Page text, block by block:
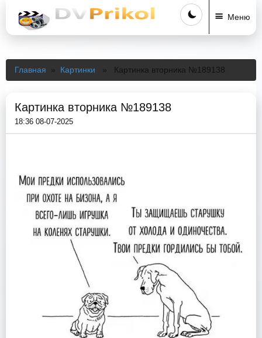
Меню
Главная » Картинки » Картинка вторника №189138
Картинка вторника №189138
18:36 08-07-2025